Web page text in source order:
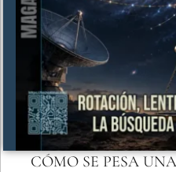
CÓMO SE PESA